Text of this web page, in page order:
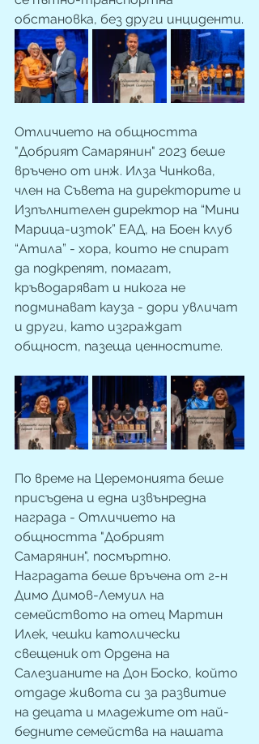
обстановка, без други инциденти.
Отличието на общността
"Добрият Самарянин" 2023 беше
връчено от инж. Илза Чинкова,
член на Съвета на директорите и
Изпълнителен директор на “Мини
Марица-изток” ЕАД, на Боен клуб
“Атила” - хора, които не спират
да подкрепят, помагат,
кръводаряват и никога не
подминават кауза - дори увличат
и други, като изграждат
общност, пазеща ценностите.
По време на Церемонията беше
присъдена и една извънредна
нагрaда - Отличието на
общността "Добрият
Самарянин", посмъртно.
Наградата беше връчена от г-н
Димо Димов-Лемуил на
семейството на отец Мартин
Илек, чешки католически
свещеник от Ордена на
Салезианите на Дон Боско, който
отдаде живота си за развитие
на децата и младежите от най-
бедните семейства на нашата